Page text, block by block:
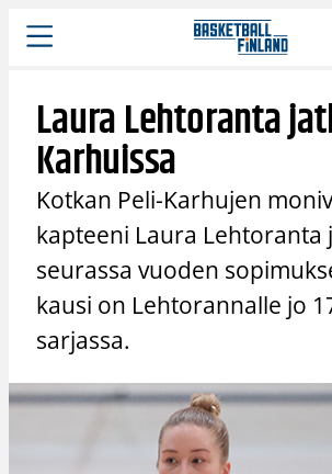
Siirry
sisältöön
Laura Lehtoranta
Karhuissa
Kotkan Peli-Karhujen
kapteeni Laura Lehtoranta
seurassa vuoden
kausi on Lehtorannalle jo
sarjassa.